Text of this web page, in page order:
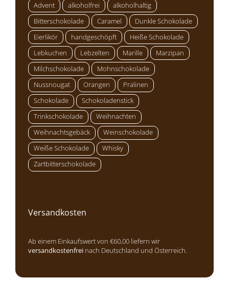
Advent alkoholfrei
alkoholhaltig
Bitterschokolade
Caramel
Dunkle Schokolade
Eierlikör
handgeschöpft
Heiße Schokolade
Lebkuchen
Lebzelten Marille
Marzipan
Milchschokolade
Mohnschokolade
Nussnougat
Orangen
Pralinen
Schokolade
Schokoladenstick
Trinkschokolade
Weihnachten
Weihnachtsgebäck
Weinschokolade
Weiße Schokolade
Whisky
Zartbitterschokolade
Versandkosten
Ab einem Einkaufswert von €60,00 liefern wir
versandkostenfrei nach Deutschland und Österreich.